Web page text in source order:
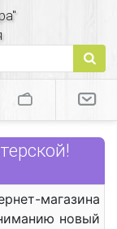
магазина
новый